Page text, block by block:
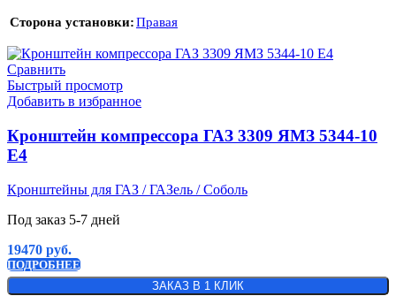
Сторона установки Правая
Сравнить
Быстрый просмотр
Добавить в избранное
Кронштейн компрессора ГАЗ 3309 ЯМЗ 5344-10
Е4
Кронштейны для ГАЗ / ГАЗель / Соболь
Под заказ 5-7 дней
19470 руб.
ПОДРОБНЕЕ
ЗАКАЗ В 1 КЛИК